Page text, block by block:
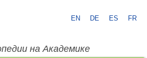
EN DE ES FR
на Академике